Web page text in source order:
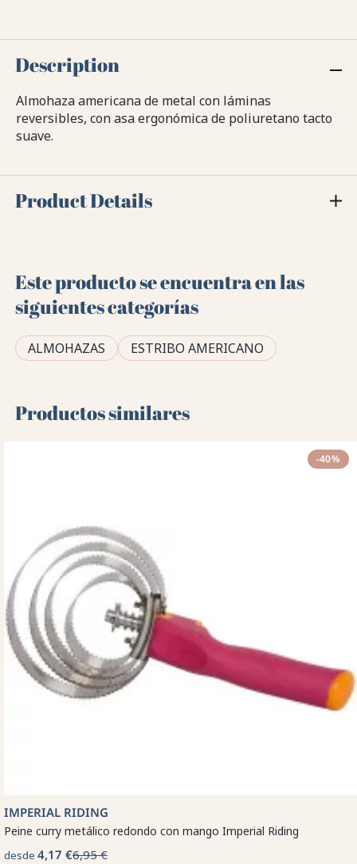
Description
Almohaza americana de metal con láminas
reversibles, con asa ergonómica de poliuretano tacto
suave.
Product Details
Este producto se encuentra en las
siguientes categorías
ALMOHAZAS ESTRIBO AMERICANO
Productos similares
-40%
IMPERIAL RIDING
Peine curry metálico redondo con mango Imperial Riding
desde 4,17 €6,95 €